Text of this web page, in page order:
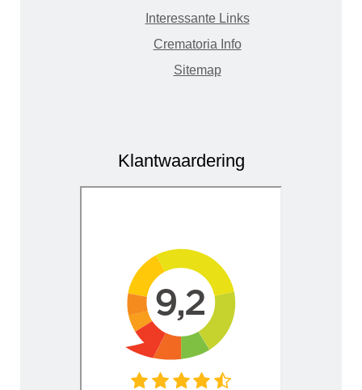
Interessante Links
Crematoria Info
Sitemap
Klantwaardering